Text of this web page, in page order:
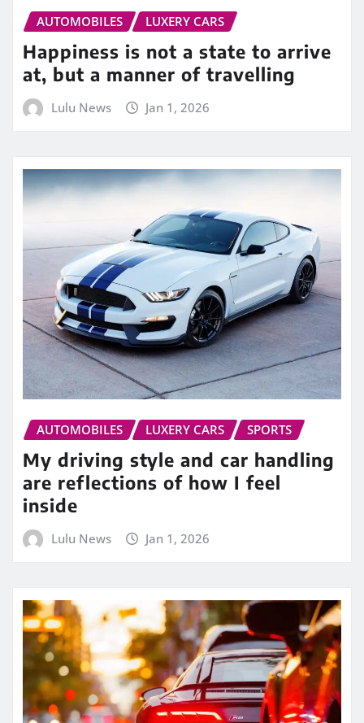
AUTOMOBILES LUXERY CARS
Happiness is not a state to arrive
at, but a manner of travelling
Lulu News Jan 1, 2026
AUTOMOBILES LUXERY CARS SPORTS
My driving style and car handling
are reflections of how I feel
inside
Lulu News Jan 1, 2026